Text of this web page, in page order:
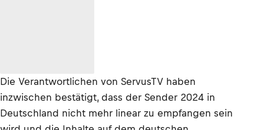
Die Verantwortlichen von ServusTV haben
inzwischen bestätigt, dass der Sender 2024 in
Deutschland nicht mehr linear zu empfangen sein